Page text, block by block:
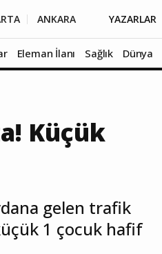
ANKARA YAZARLAR
Eleman İlanı Sağlık Dünya
Küçük
gelen trafik
1 çocuk hafif